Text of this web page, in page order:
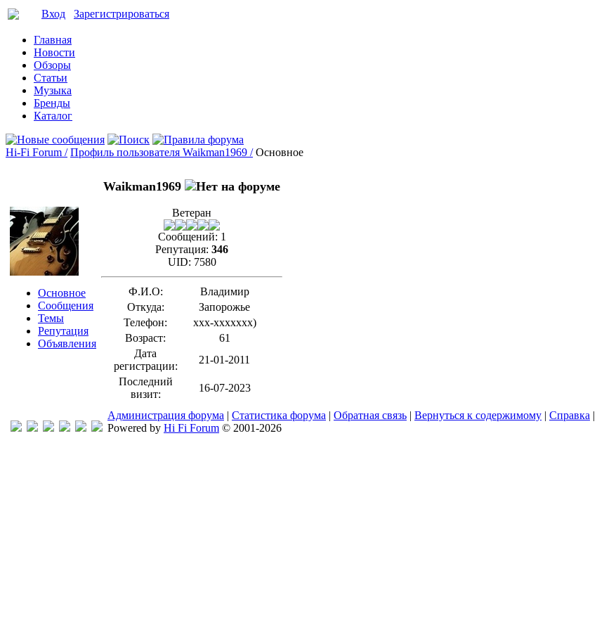
Вход Зарегистрироваться
Главная
Новости
Обзоры
Статьи
Музыка
Бренды
Каталог
Hi-Fi Forum / Профиль пользователя Waikman1969 / Основное
Основное
Сообщения
Темы
Репутация
Объявления
Waikman1969
Ветеран
Сообщений: 1
Репутация: 346
UID: 7580
Ф.И.О:
Владимир
Откуда:
Запорожье
Телефон:
xxx-xxxxxxx)
Возраст:
61
Дата
регистрации:
21-01-2011
Последний
визит:
16-07-2023
Администрация форума | Статистика форума | Обратная связь | Вернуться к содержимому | Справка |
Powered by Hi Fi Forum © 2001-2026